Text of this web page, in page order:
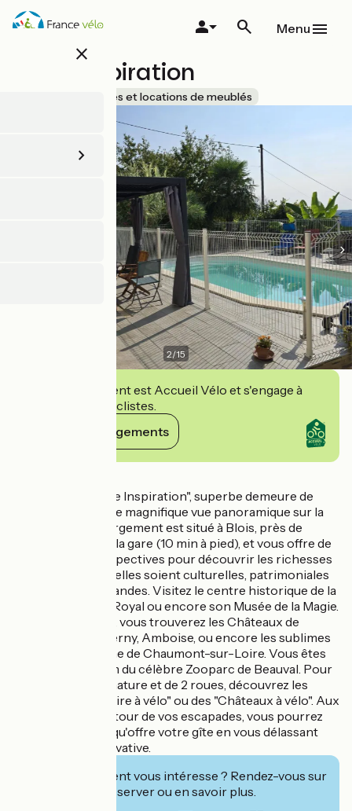
Aller
au
close
Menu
Loire Inspiration
Gîtes et locations de meublés
2/15
Cet établissement est Accueil Vélo et s'engage à
accueillir des cyclistes.
Voir ses engagements
Bienvenue à "Loire Inspiration", superbe demeure de
caractère avec une magnifique vue panoramique sur la
Loire. Votre hébergement est situé à Blois, près de
commerces et de la gare (10 min à pied), et vous offre de
nombreuses perspectives pour découvrir les richesses
du Val de Loire, quelles soient culturelles, patrimoniales
ou encore gourmandes. Visitez le centre historique de la
ville, son château Royal ou encore son Musée de la Magie.
À moins de 30 km, vous trouverez les Châteaux de
Chambord, Cheverny, Amboise, ou encore les sublimes
jardins du Domaine de Chaumont-sur-Loire. Vous êtes
également à 45 km du célèbre Zooparc de Beauval. Pour
les amoureux de nature et de 2 roues, découvrez les
parcours de la "Loire à vélo" ou des "Châteaux à vélo". Aux
beaux jours, de retour de vos escapades, vous pourrez
profiter de la vue qu'offre votre gîte en vous délassant
dans la piscine privative.
Cet établissement vous intéresse ? Rendez-vous sur
leur site pour réserver ou en savoir plus.